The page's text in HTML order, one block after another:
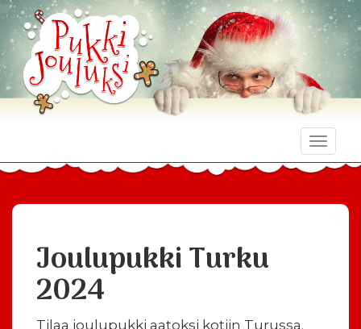
Toggle
Joulupukki Turku
2024
Tilaa joulupukki aatoksi kotiin Turussa.